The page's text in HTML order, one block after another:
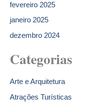
fevereiro 2025
janeiro 2025
dezembro 2024
Categorias
Arte e Arquitetura
Atrações Turísticas